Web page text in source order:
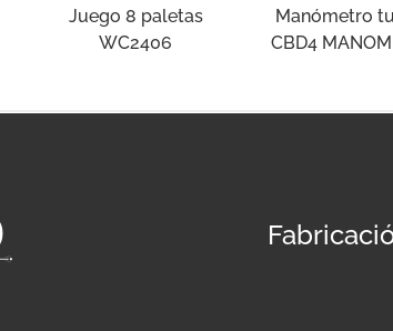
Juego 8 paletas
WC2406
Manómetro
CBD4